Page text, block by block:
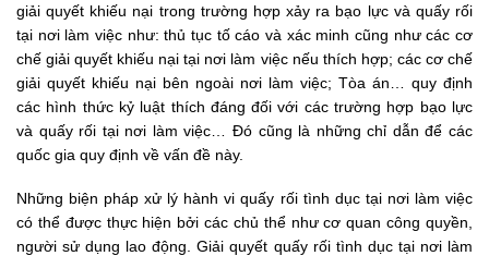
giải quyết khiếu nại trong trường hợp xảy ra bạo lực và quấy rối
tại nơi làm việc như: thủ tục tố cáo và xác minh cũng như các cơ
chế giải quyết khiếu nại tại nơi làm việc nếu thích hợp; các cơ chế
giải quyết khiếu nại bên ngoài nơi làm việc; Tòa án… quy định
các hình thức kỷ luật thích đáng đối với các trường hợp bạo lực
và quấy rối tại nơi làm việc… Đó cũng là những chỉ dẫn để các
quốc gia quy định về vấn đề này.
Những biện pháp xử lý hành vi quấy rối tình dục tại nơi làm việc
có thể được thực hiện bởi các chủ thể như cơ quan công quyền,
người sử dụng lao động. Giải quyết quấy rối tình dục tại nơi làm